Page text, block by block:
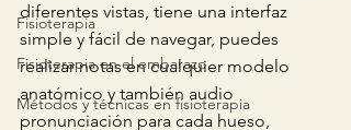
Fisioterapia
Fisioterapia en el embarazo
Métodos y técnicas en fisioterapia
diferentes vistas, tiene una interfaz
simple y fácil de navegar, puedes
realizar notas en cualquier modelo
anatómico y también audio
pronunciación para cada hueso,